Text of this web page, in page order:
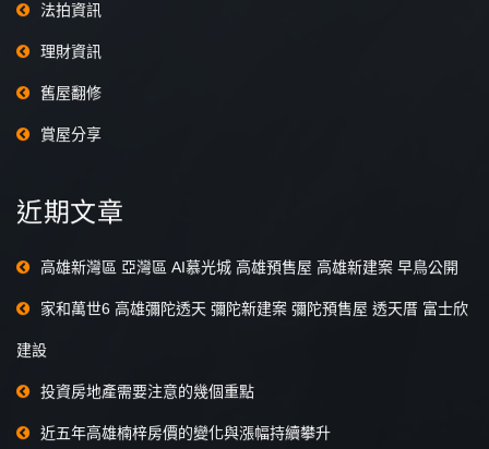
法拍資訊
理財資訊
舊屋翻修
賞屋分享
近期文章
高雄新灣區 亞灣區 AI慕光城 高雄預售屋 高雄新建案 早鳥公開
家和萬世6 高雄彌陀透天 彌陀新建案 彌陀預售屋 透天厝 富士欣
建設
投資房地產需要注意的幾個重點
近五年高雄楠梓房價的變化與漲幅持續攀升